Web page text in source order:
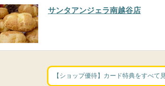
サンタアンジェラ南越谷店
【ショップ優待】カード特典をすべて